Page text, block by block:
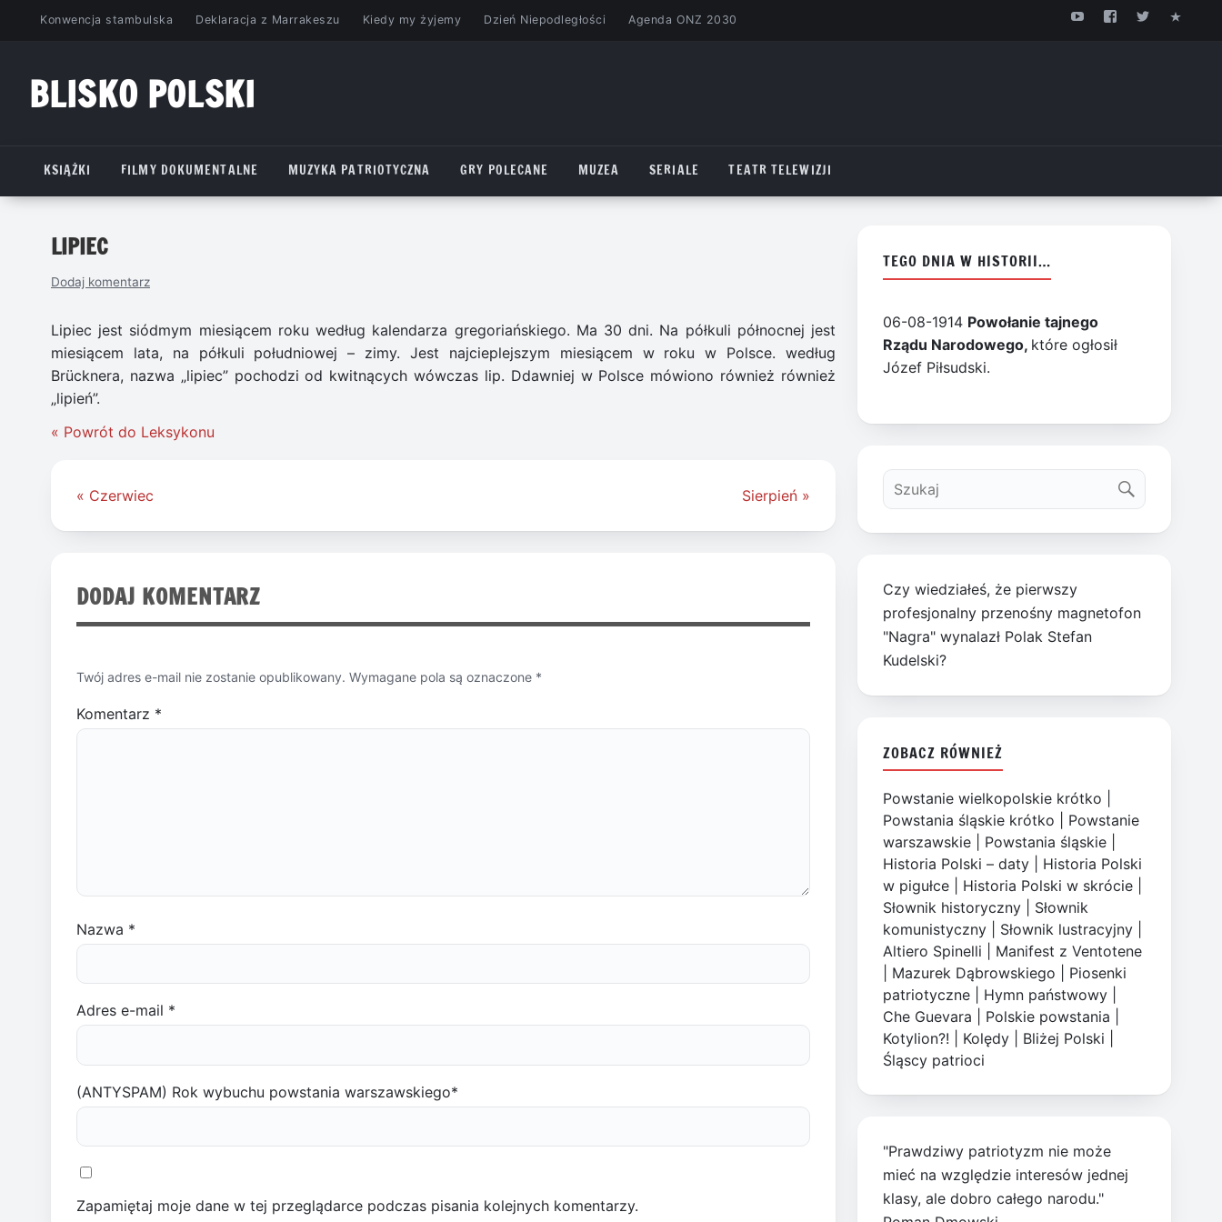
PrzejdźKonwencja stambulska Deklaracja z Marrakeszu Kiedy my żyjemy Dzień Niepodległości Agenda ONZ 2030
BLISKO POLSKI
KSIĄŻKI
FILMY DOKUMENTALNE MUZYKA PATRIOTYCZNA GRY POLECANE MUZEA SERIALE TEATR TELEWIZJI
LIPIEC
Dodaj komentarz
Lipiec jest siódmym miesiącem roku według kalendarza gregoriańskiego. Ma 30 dni. Na półkuli północnej jest
miesiącem lata, na półkuli południowej – zimy. Jest najcieplejszym miesiącem w roku w Polsce. według
Brücknera, nazwa „lipiec” pochodzi od kwitnących wówczas lip. Ddawniej w Polsce mówiono również również
„lipień”.
« Powrót do Leksykonu
Nawigacja
« Czerwiec Sierpień »
DODAJ KOMENTARZ
Twój adres e-mail nie zostanie opublikowany. Wymagane pola są oznaczone *
Komentarz *
Nazwa *
Adres e-mail *
(ANTYSPAM) Rok wybuchu powstania warszawskiego*
Zapamiętaj moje dane w tej przeglądarce podczas pisania kolejnych komentarzy.
TEGO DNIA W HISTORII…
06-08-1914 Powołanie tajnego
Rządu Narodowego, które ogłosił
Józef Piłsudski.
Czy wiedziałeś, że pierwszy
profesjonalny przenośny magnetofon
"Nagra" wynalazł Polak Stefan
Kudelski?
ZOBACZ RÓWNIEŻ
Powstanie wielkopolskie krótko
Powstania śląskie krótko
Powstanie
warszawskie
Powstania śląskie
Historia Polski – daty
Historia Polski
w pigułce
Historia Polski w skrócie
Słownik historyczny
Słownik
komunistyczny
Słownik lustracyjny
Altiero Spinelli
Manifest z Ventotene
Mazurek Dąbrowskiego
Piosenki
patriotyczne
Hymn państwowy
Che Guevara
Polskie powstania
Kotylion?!
Kolędy Bliżej Polski
Śląscy patrioci
"Prawdziwy patriotyzm nie może
mieć na względzie interesów jednej
klasy, ale dobro całego narodu."